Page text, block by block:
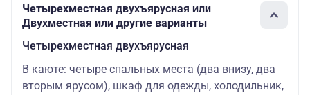
Четырехместная двухъярусная или
Двухместная или другие варианты
Четырехместная двухъярусная
В каюте: четыре спальных места (два внизу, два
вторым ярусом), шкаф для одежды, холодильник,